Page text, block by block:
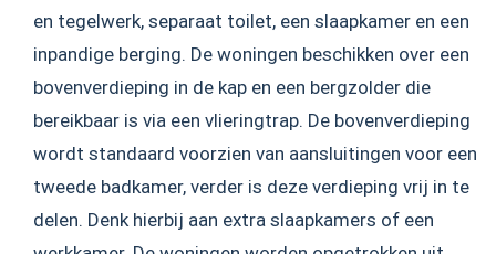
en tegelwerk, separaat toilet, een slaapkamer en een
inpandige berging. De woningen beschikken over een
bovenverdieping in de kap en een bergzolder die
bereikbaar is via een vlieringtrap. De bovenverdieping
wordt standaard voorzien van aansluitingen voor een
tweede badkamer, verder is deze verdieping vrij in te
delen. Denk hierbij aan extra slaapkamers of een